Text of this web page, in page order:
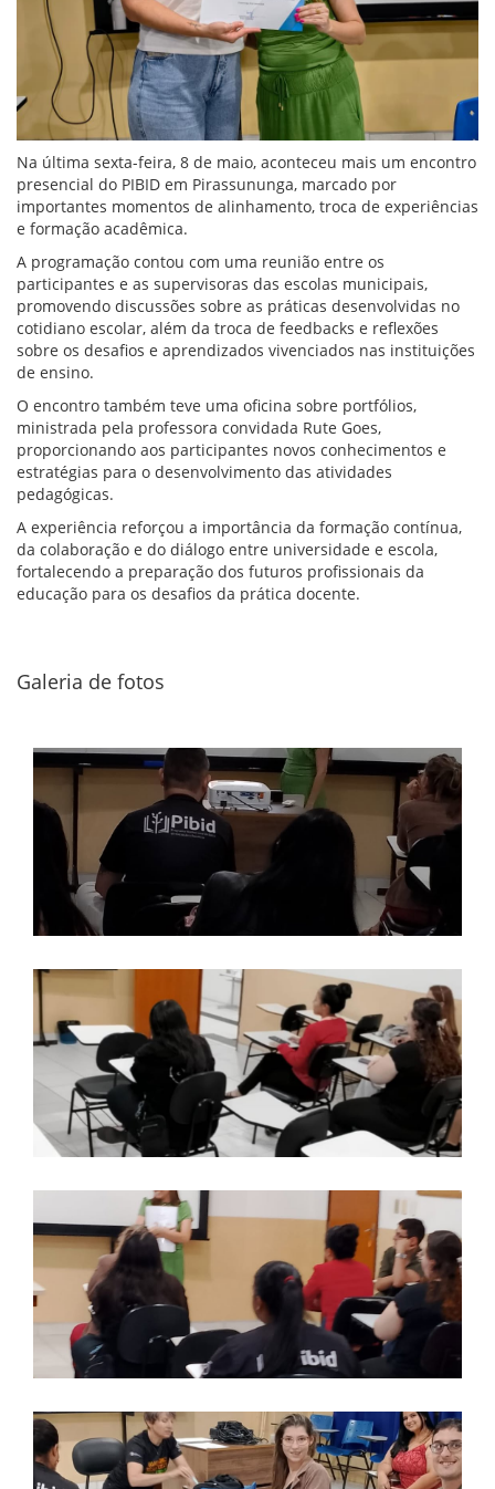
Na última sexta-feira, 8 de maio, aconteceu mais um encontro
presencial do PIBID em Pirassununga, marcado por
importantes momentos de alinhamento, troca de experiências
e formação acadêmica.
A programação contou com uma reunião entre os
participantes e as supervisoras das escolas municipais,
promovendo discussões sobre as práticas desenvolvidas no
cotidiano escolar, além da troca de feedbacks e reflexões
sobre os desafios e aprendizados vivenciados nas instituições
de ensino.
O encontro também teve uma oficina sobre portfólios,
ministrada pela professora convidada Rute Goes,
proporcionando aos participantes novos conhecimentos e
estratégias para o desenvolvimento das atividades
pedagógicas.
A experiência reforçou a importância da formação contínua,
da colaboração e do diálogo entre universidade e escola,
fortalecendo a preparação dos futuros profissionais da
educação para os desafios da prática docente.
Galeria de fotos